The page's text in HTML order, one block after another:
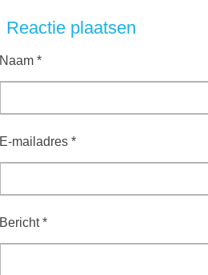
e
l
r
e
Reactie plaatsen
Naam *
E-mailadres *
Bericht *